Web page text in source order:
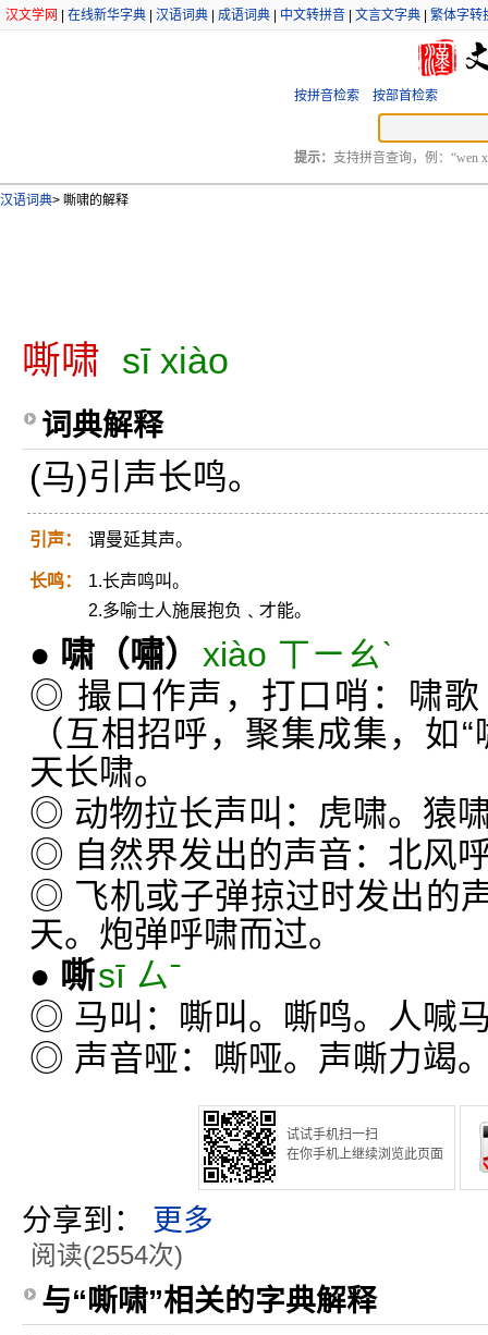
汉文学网 在线新华字典 汉语词典 成语词典 中文转拼音 文言文字典 繁体字转
按拼音检索 按部首检索
提示： 支持拼音查询，例：“wen
汉语词典> 嘶啸的解释
嘶啸 sī xiào
词典解释
(马)引声长鸣。
引声： 谓曼延其声。
长鸣：
1.长声鸣叫。
2.多喻士人施展抱负﹑才能。
● 啸 （嘯） xiào ㄒㄧㄠˋ
◎ 撮口作声，打口哨：啸
（互相招呼，聚集成集，如
天长啸。
◎ 动物拉长声叫：虎啸。猿
◎ 自然界发出的声音：北风
◎ 飞机或子弹掠过时发出的
天。炮弹呼啸而过。
● 嘶sī ㄙˉ
◎ 马叫：嘶叫。嘶鸣。人喊
◎ 声音哑：嘶哑。声嘶力竭
试试手机扫一扫
在你手机上继续浏览此页面
分享到： 更多
阅读(2554次)
与“嘶啸”相关的字典解释